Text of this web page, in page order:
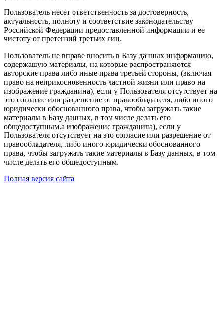
Пользователь несет ответственность за достоверность,
актуальность, полноту и соответствие законодательству
Российской Федерации предоставленной информации и ее
чистоту от претензий третьих лиц.
Пользователь не вправе вносить в Базу данных информацию,
содержащую материалы, на которые распространяются
авторские права либо иные права третьей стороны, (включая
право на неприкосновенность частной жизни или право на
изображение гражданина), если у Пользователя отсутствует на
это согласие или разрешение от правообладателя, либо иного
юридически обоснованного права, чтобы загружать такие
материалы в Базу данных, в том числе делать его
общедоступным.а изображение гражданина), если у
Пользователя отсутствует на это согласие или разрешение от
правообладателя, либо иного юридически обоснованного
права, чтобы загружать такие материалы в Базу данных, в том
числе делать его общедоступным.
Полная версия сайта